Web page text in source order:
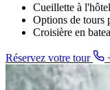
Cueillette à
Options de tours
Croisière en
Réservez votre tour